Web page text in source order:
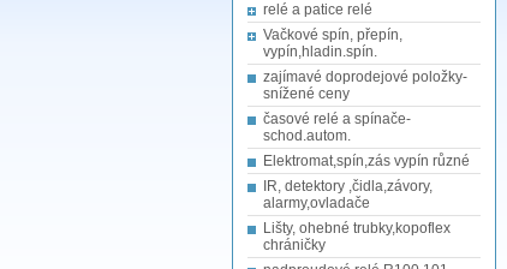
relé a patice relé
Vačkové spín, přepín,
vypín,hladin.spín.
zajímavé doprodejové položky-
snížené ceny
časové relé a spínače-
schod.autom.
Elektromat,spín,zás vypín různé
IR, detektory ,čidla,závory,
alarmy,ovladače
Lišty, ohebné trubky,kopoflex
chráničky